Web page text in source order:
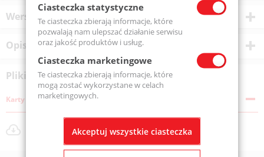
Wersje produktu
Opis produktu
Pliki do pobrania
Karty katalogowe
Rozmiar pliku: 18 KB
Ciasteczka statystyczne
Te ciasteczka zbierają informacje, które
pozwalają nam ulepszać działanie serwisu
oraz jakość produktów i usług.
Ciasteczka marketingowe
Te ciasteczka zbierają informacje, które
mogą zostać wykorzystane w celach
marketingowych.
Akceptuj wszystkie ciasteczka